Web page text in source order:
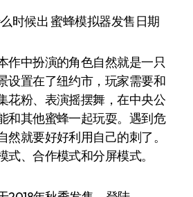
作中扮演的角色自然就是一只
设置在了纽约市，玩家需要和
花粉、表演摇摆舞，在中央公
和其他蜜蜂一起玩耍。遇到危
然就要好好利用自己的刺了。
、合作模式和分屏模式。